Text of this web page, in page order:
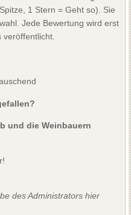
1 Stern = Geht so). Sie
Jede Bewertung wird erst
und die Weinbauern
des Administrators hier